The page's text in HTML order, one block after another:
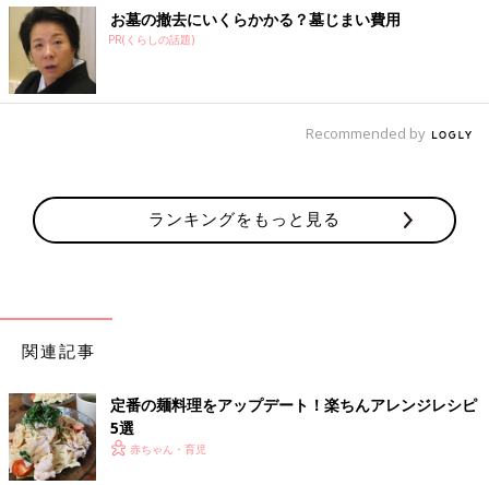
お墓の撤去にいくらかかる？墓じまい費用
PR(くらしの話題)
Recommended by
ランキングをもっと見る
関連記事
定番の麺料理をアップデート！楽ちんアレンジレシピ
5選
赤ちゃん・育児